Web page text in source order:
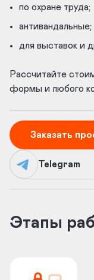
по охране труда;
антивандальные;
для выставок и
Рассчитайте
формы и любого
Заказать
Telegram
Этапы